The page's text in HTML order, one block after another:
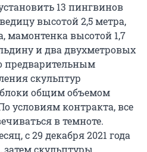
13 пингвинов
высотой 2,5 метра,
мамонтенка высотой 1,7
и два двухметровых
предварительным
скульптур
общим объемом
условиям контракта, все
в темноте.
с 29 декабря 2021 года